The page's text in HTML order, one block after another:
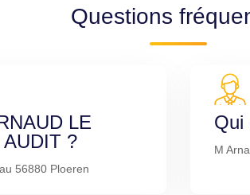
Questions
LE
?
56880 Ploeren
Qui
M